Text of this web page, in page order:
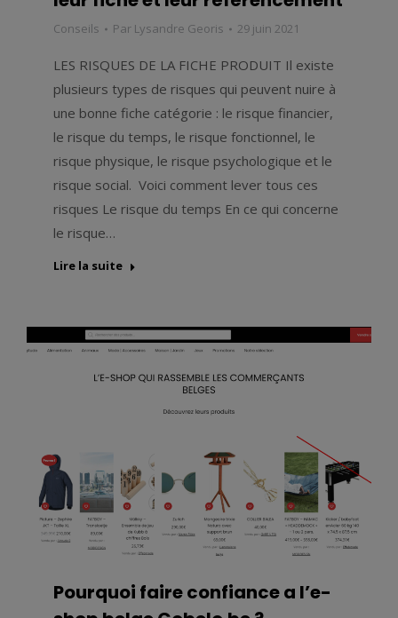
Conseils Par Lysandre Georis 29 juin 2021
LES RISQUES DE LA FICHE PRODUIT Il existe
plusieurs types de risques qui peuvent nuire à
une bonne fiche catégorie : le risque financier,
le risque du temps, le risque fonctionnel, le
risque physique, le risque psychologique et le
risque social. Voici comment lever tous ces
risques Le risque du temps En ce qui concerne
le risque…
Lire la suite
Pourquoi faire confiance a l’e-